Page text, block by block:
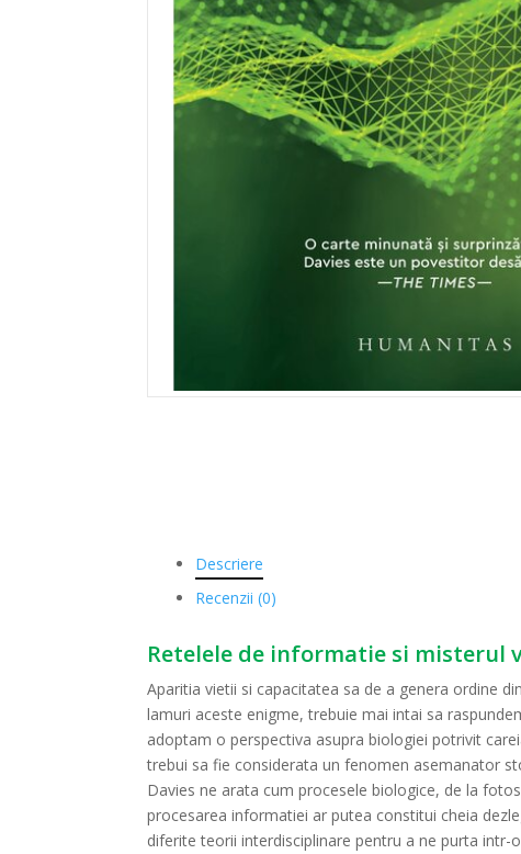
Descriere
Recenzii (0)
Retelele de informatie si misterul
Aparitia vietii si capacitatea sa de a genera ordine
lamuri aceste enigme, trebuie mai intai sa
adoptam o perspectiva asupra biologiei potrivit
trebui sa fie considerata un fenomen asemanator
Davies ne arata cum procesele biologice, de la
procesarea informatiei ar putea constitui cheia
diferite teorii interdisciplinare pentru a ne purta